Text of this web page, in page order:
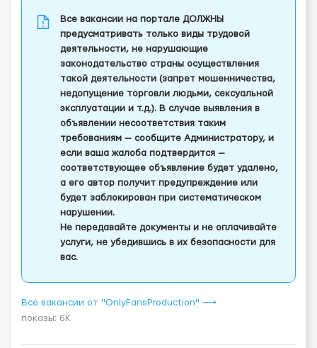
Все вакансии на портале ДОЛЖНЫ
предусматривать только виды трудовой
деятельности, не нарушающие
законодательство страны осуществления
такой деятельности (запрет мошенничества,
недопущение торговли людьми, сексуальной
эксплуатации и т.д.). В случае выявления в
объявлении несоответствия таким
требованиям — сообщите Администратору, и
если ваша жалоба подтвердится —
соответствующее объявление будет удалено,
а его автор получит предупреждение или
будет заблокирован при систематическом
нарушении.
Не передавайте документы и не оплачивайте
услуги, не убедившись в их безопасности для
вас.
Все вакансии от "OnlyFansProduction" ⟶
показы: 6K